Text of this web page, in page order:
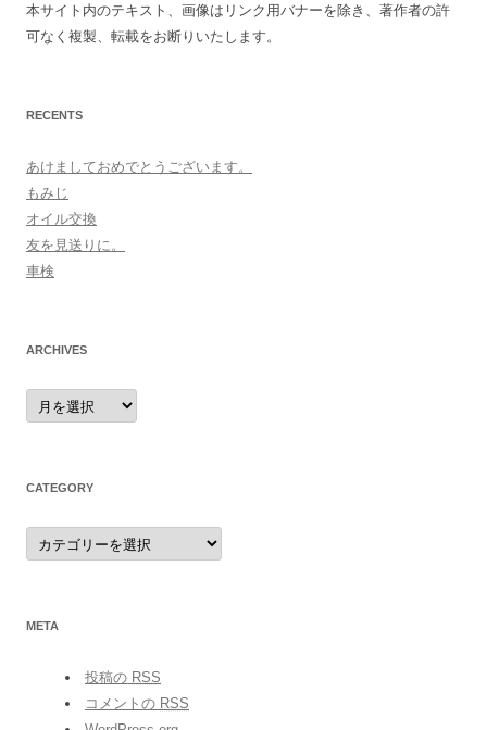
本サイト内のテキスト、画像はリンク用バナーを除き、著作者の許
可なく複製、転載をお断りいたします。
RECENTS
あけましておめでとうございます。
もみじ
オイル交換
友を見送りに。
車検
ARCHIVES
archives
CATEGORY
category
META
投稿の RSS
コメントの RSS